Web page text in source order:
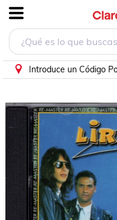
Introduce un Código
Liran Roll El Ultimo Viaje